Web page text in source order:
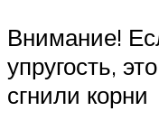
Внимание!
упругость,
сгнили корни